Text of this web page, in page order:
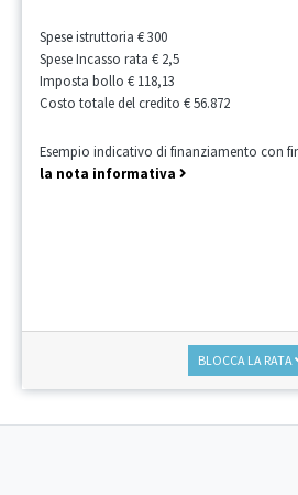
Spese istruttoria € 300
Spese Incasso rata € 2,5
Imposta bollo € 118,13
Costo totale del credito € 56.872
Esempio indicativo di finanziamento con
la nota informativa
BLOCCA LA RATA